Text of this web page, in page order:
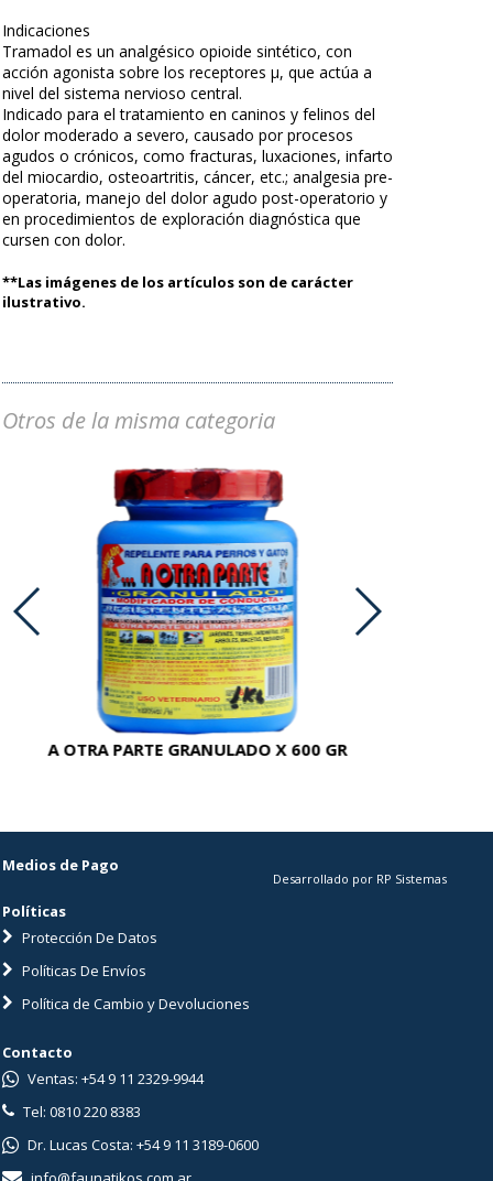
Indicaciones
Tramadol es un analgésico opioide sintético, con
acción agonista sobre los receptores µ, que actúa a
nivel del sistema nervioso central.
Indicado para el tratamiento en caninos y felinos del
dolor moderado a severo, causado por procesos
agudos o crónicos, como fracturas, luxaciones, infarto
del miocardio, osteoartritis, cáncer, etc.; analgesia pre-
operatoria, manejo del dolor agudo post-operatorio y
en procedimientos de exploración diagnóstica que
cursen con dolor.
**Las imágenes de los artículos son de carácter
ilustrativo.
Otros de la misma categoria
A OTRA PARTE GRANULADO X 600 GR
Medios de Pago
Políticas
Protección De Datos
Políticas De Envíos
Política de Cambio y Devoluciones
Desarrollado por RP Sistemas
Contacto
Ventas: +54 9 11 2329-9944
Tel: 0810 220 8383
Dr. Lucas Costa: +54 9 11 3189-0600